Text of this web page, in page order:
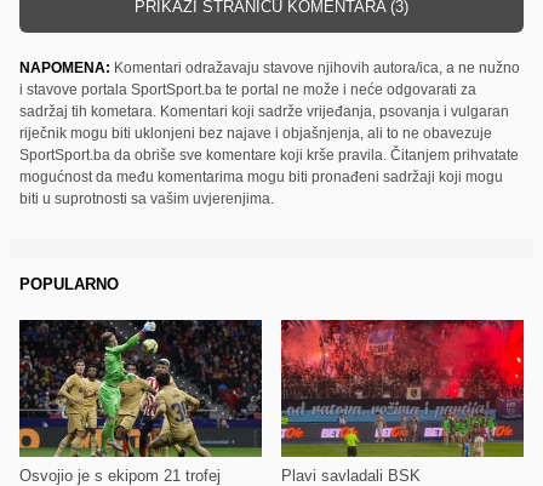
PRIKAŽI STRANICU KOMENTARA (3)
NAPOMENA: Komentari odražavaju stavove njihovih autora/ica, a ne nužno
i stavove portala SportSport.ba te portal ne može i neće odgovarati za
sadržaj tih kometara. Komentari koji sadrže vrijeđanja, psovanja i vulgaran
riječnik mogu biti uklonjeni bez najave i objašnjenja, ali to ne obavezuje
SportSport.ba da obriše sve komentare koji krše pravila. Čitanjem prihvatate
mogućnost da među komentarima mogu biti pronađeni sadržaji koji mogu
biti u suprotnosti sa vašim uvjerenjima.
POPULARNO
Osvojio je s ekipom 21 trofej Plavi savladali BSK